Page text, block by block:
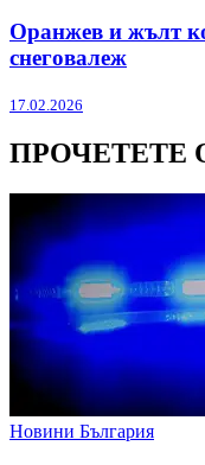
Оранжев и жълт
снеговалеж
17.02.2026
ПРОЧЕТЕТЕ
Новини България